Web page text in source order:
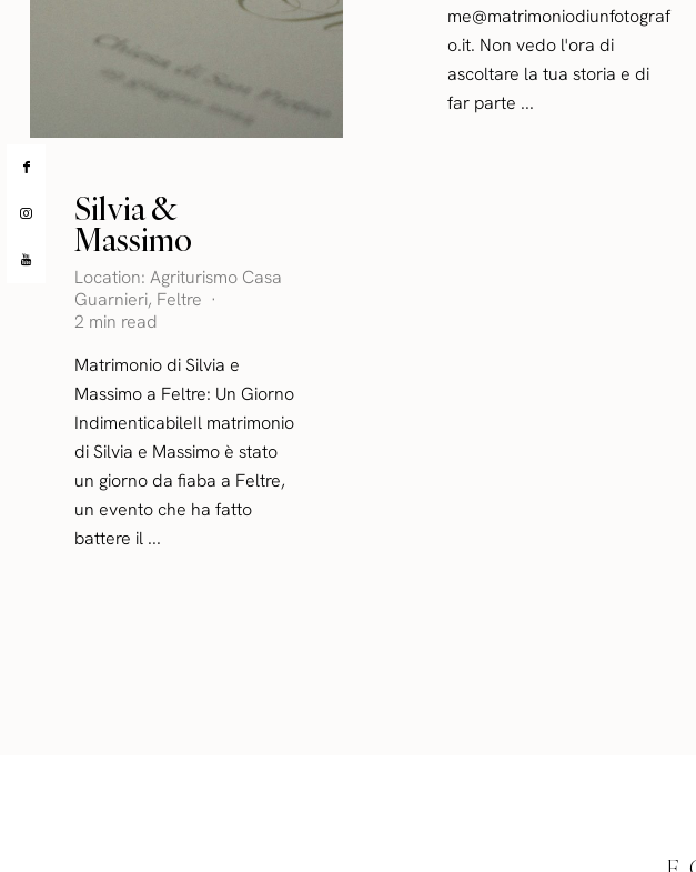
Silvia &
Massimo
Location:Agriturismo Casa
Guarnieri, Feltre
2 min read
Matrimonio di Silvia e
Massimo a Feltre: Un Giorno
IndimenticabileIl matrimonio
di Silvia e Massimo è stato
un giorno da fiaba a Feltre,
un evento che ha fatto
battere il ...
me@matrimoniodiunfotograf
o.it. Non vedo l'ora di
ascoltare la tua storia e di
far parte ...